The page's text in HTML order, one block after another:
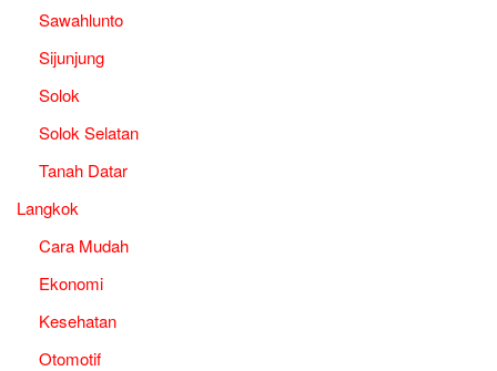
Sawahlunto
Sijunjung
Solok
Solok Selatan
Tanah Datar
Langkok
Cara Mudah
Ekonomi
Kesehatan
Otomotif